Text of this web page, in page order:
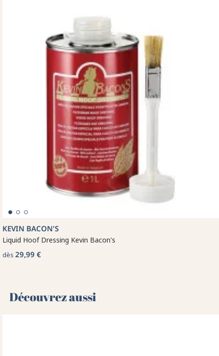
KEVIN BACON'S
Liquid Hoof Dressing Kevin Bacon's
dès 29,99 €
Découvrez aussi 🌻